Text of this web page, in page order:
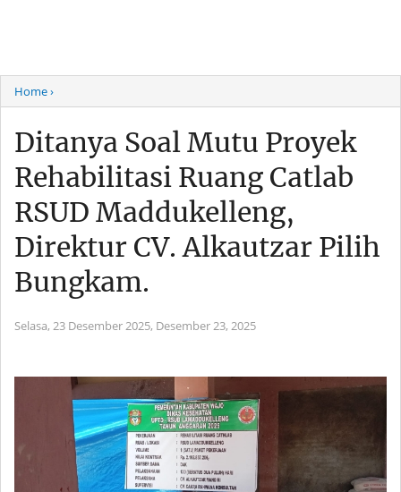
Home›
Ditanya Soal Mutu Proyek
Rehabilitasi Ruang Catlab
RSUD Maddukelleng,
Direktur CV. Alkautzar Pilih
Bungkam.
Selasa, 23 Desember 2025, Desember 23, 2025